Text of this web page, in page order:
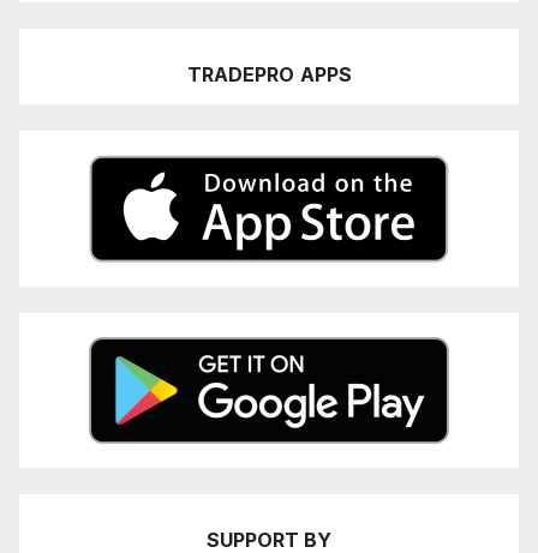
TRADEPRO APPS
SUPPORT BY